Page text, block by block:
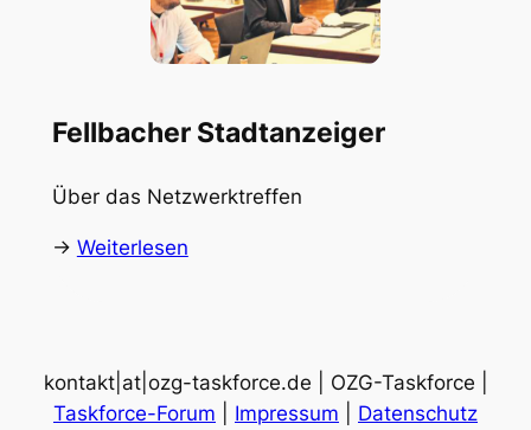
Fellbacher Stadtanzeiger
Über das Netzwerktreffen
-> Weiterlesen
kontakt|at|ozg-taskforce.de | OZG-Taskforce |
Taskforce-Forum
Impressum Datenschutz